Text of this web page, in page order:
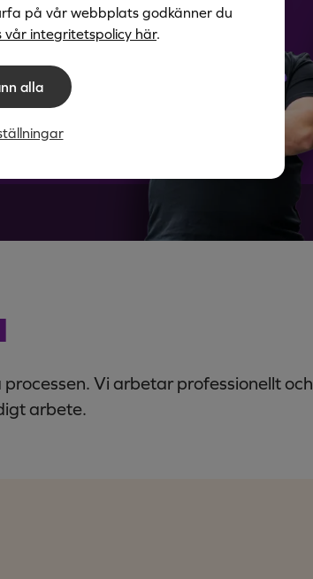
Vi arbetar professionellt och
arbete.
på vår webbplats godkänner du
vår integritetspolicy här.
alla